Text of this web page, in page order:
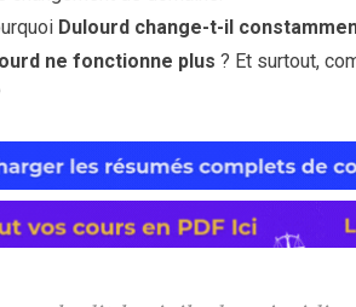
Dulourd change-t-il
ne fonctionne plus ? Et surtout,